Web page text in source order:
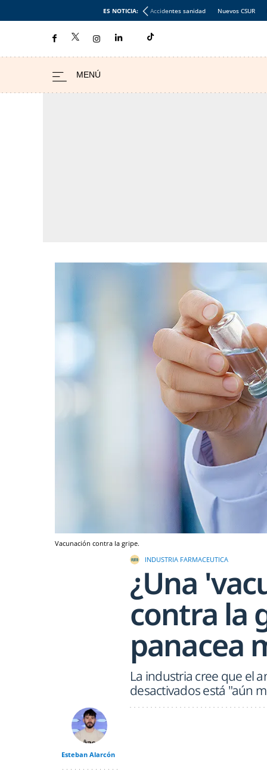
ES NOTICIA: Accidentes sanidad Nuevos CSUR
Vacunación contra la gripe.
INDUSTRIA FARMACEUTICA
¿Una
contra la
panacea
La industria cree que el
desactivados está "aún
Esteban Alarcón